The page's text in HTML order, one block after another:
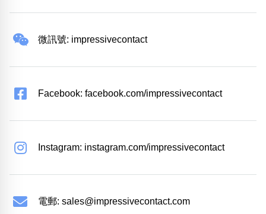
微訊號: impressivecontact
Facebook: facebook.com/impressivecontact
Instagram: instagram.com/impressivecontact
電郵: sales@impressivecontact.com